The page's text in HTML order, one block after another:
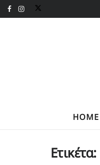
HOME
Ετικέτα: